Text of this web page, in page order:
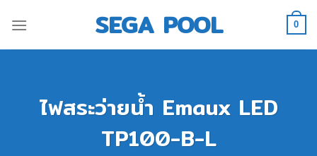
to
SEGA POOL 0
ไฟสระว่ายน้ำ Emaux LED
TP100-B-L